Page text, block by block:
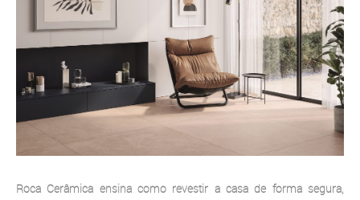
Roca Cerâmica ensina como revestir a casa de forma segura,